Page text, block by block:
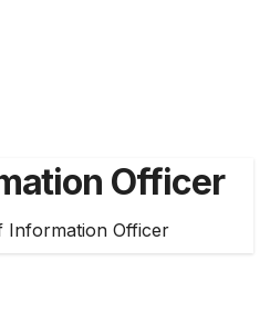
Officer
Information Officer